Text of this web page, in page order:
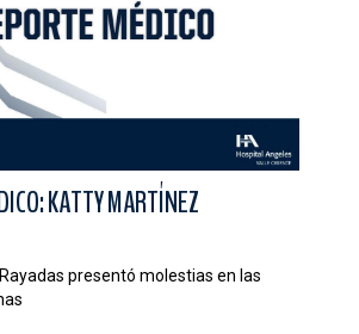
KATTY MARTÍNEZ
presentó molestias en las